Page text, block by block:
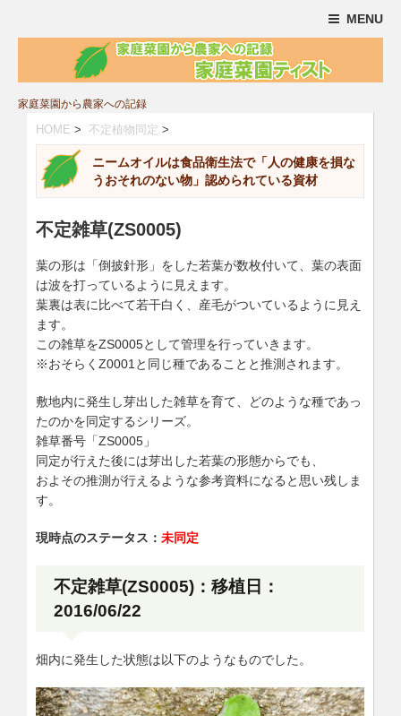
MENU
家庭菜園から農家への記録
HOME > 不定植物同定 >
ニームオイルは食品衛生法で「人の健康を損な
うおそれのない物」認められている資材
不定雑草(ZS0005)
葉の形は「倒披針形」をした若葉が数枚付いて、葉の表面
は波を打っているように見えます。
葉裏は表に比べて若干白く、産毛がついているように見え
ます。
この雑草をZS0005として管理を行っていきます。
※おそらくZ0001と同じ種であることと推測されます。
敷地内に発生し芽出した雑草を育て、どのような種であっ
たのかを同定するシリーズ。
雑草番号「ZS0005」
同定が行えた後には芽出した若葉の形態からでも、
およその推測が行えるような参考資料になると思い残しま
す。
現時点のステータス： 未同定
不定雑草(ZS0005)：移植日：
2016/06/22
畑内に発生した状態は以下のようなものでした。